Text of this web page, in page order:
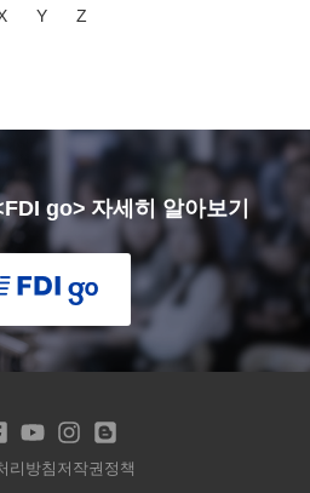
Y Z
go> 자세히 알아보기
리방침 저작권정책